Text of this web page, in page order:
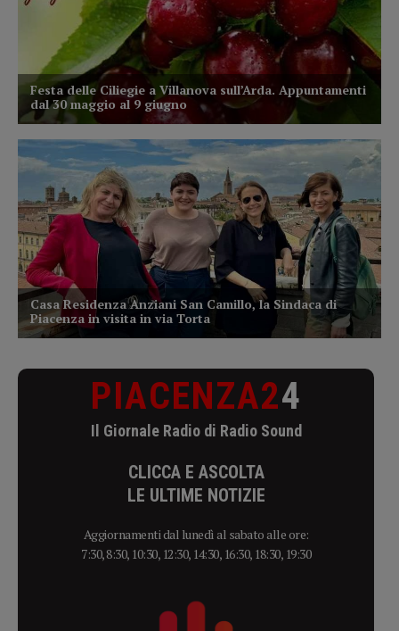
PIACENZA24
Il Giornale Radio di Radio Sound
CLICCA E ASCOLTA
LE ULTIME NOTIZIE
Aggiornamenti dal lunedì al sabato alle ore:
7:30, 8:30, 10:30, 12:30, 14:30, 16:30, 18:30, 19:30